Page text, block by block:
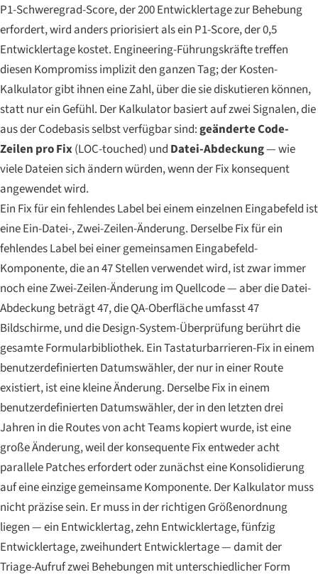
P1-Schweregrad-Score, der 200 Entwicklertage zur Behebung
erfordert, wird anders priorisiert als ein P1-Score, der 0,5
Entwicklertage kostet. Engineering-Führungskräfte treffen
diesen Kompromiss implizit den ganzen Tag; der Kosten-
Kalkulator gibt ihnen eine Zahl, über die sie diskutieren können,
statt nur ein Gefühl. Der Kalkulator basiert auf zwei Signalen, die
aus der Codebasis selbst verfügbar sind:geänderte Code-
Zeilen pro Fix(LOC-touched) und Datei-Abdeckung— wie
viele Dateien sich ändern würden, wenn der Fix konsequent
angewendet wird.
Ein Fix für ein fehlendes Label bei einem einzelnen Eingabefeld ist
eine Ein-Datei-, Zwei-Zeilen-Änderung. Derselbe Fix für ein
fehlendes Label bei einer gemeinsamen Eingabefeld-
Komponente, die an 47 Stellen verwendet wird, ist zwar immer
noch eine Zwei-Zeilen-Änderung im Quellcode — aber die Datei-
Abdeckung beträgt 47, die QA-Oberfläche umfasst 47
Bildschirme, und die Design-System-Überprüfung berührt die
gesamte Formularbibliothek. Ein Tastaturbarrieren-Fix in einem
benutzerdefinierten Datumswähler, der nur in einer Route
existiert, ist eine kleine Änderung. Derselbe Fix in einem
benutzerdefinierten Datumswähler, der in den letzten drei
Jahren in die Routes von acht Teams kopiert wurde, ist eine
große Änderung, weil der konsequente Fix entweder acht
parallele Patches erfordert oder zunächst eine Konsolidierung
auf eine einzige gemeinsame Komponente. Der Kalkulator muss
nicht präzise sein. Er muss in der richtigen Größenordnung
liegen — ein Entwicklertag, zehn Entwicklertage, fünfzig
Entwicklertage, zweihundert Entwicklertage — damit der
Triage-Aufruf zwei Behebungen mit unterschiedlicher Form